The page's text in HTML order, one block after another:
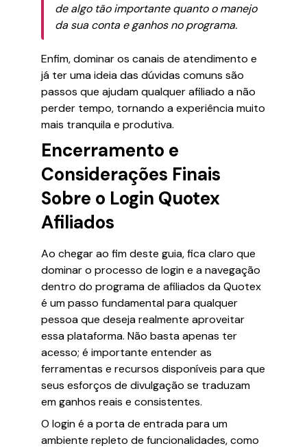
de algo tão importante quanto o manejo
da sua conta e ganhos no programa.
Enfim, dominar os canais de atendimento e
já ter uma ideia das dúvidas comuns são
passos que ajudam qualquer afiliado a não
perder tempo, tornando a experiência muito
mais tranquila e produtiva.
Encerramento e
Considerações Finais
Sobre o Login Quotex
Afiliados
Ao chegar ao fim deste guia, fica claro que
dominar o processo de login e a navegação
dentro do programa de afiliados da Quotex
é um passo fundamental para qualquer
pessoa que deseja realmente aproveitar
essa plataforma. Não basta apenas ter
acesso; é importante entender as
ferramentas e recursos disponíveis para que
seus esforços de divulgação se traduzam
em ganhos reais e consistentes.
O login é a porta de entrada para um
ambiente repleto de funcionalidades, como